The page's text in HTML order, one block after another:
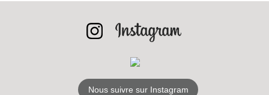
Nous suivre sur Instagram